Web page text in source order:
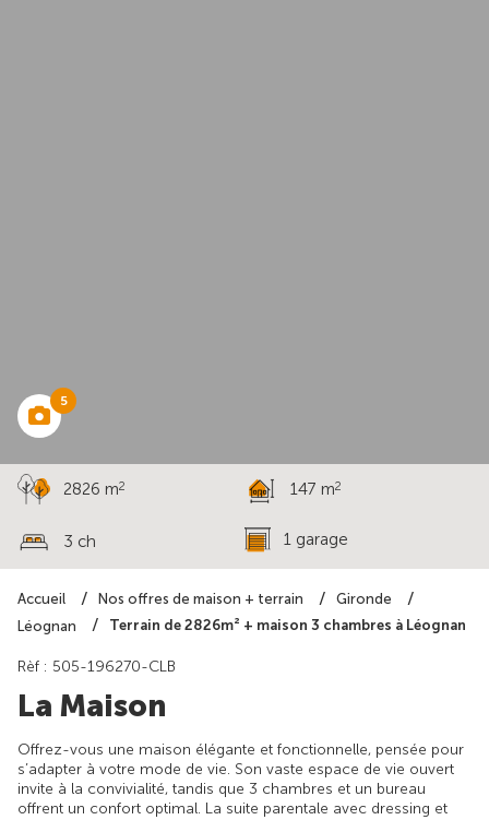
Accueil Nos offres de maison + terrain
Gironde
Léognan
Terrain de 2826m² + maison 3 chambres à Léognan
5
2826 m2 147 m2
3 ch 1 garage
Rèf : 505-196270-CLB
La Maison
Offrez-vous une maison élégante et fonctionnelle, pensée pour
s’adapter à votre mode de vie. Son vaste espace de vie ouvert
invite à la convivialité, tandis que 3 chambres et un bureau
offrent un confort optimal. La suite parentale avec dressing et